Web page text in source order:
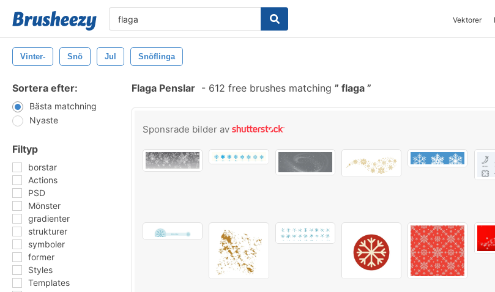
Vektorer
Vinter- Snö Jul Snöflinga
Sortera efter:
Bästa matchning
Nyaste
Filtyp
borstar
Actions
PSD
Mönster
gradienter
strukturer
symboler
former
Styles
Templates
Flaga Penslar - 612 free brushes matching flaga
Sponsrade bilder av